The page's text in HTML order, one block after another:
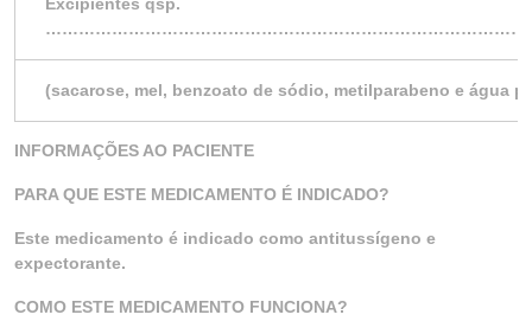
(sacarose, mel, benzoato de sódio, metilparabeno e água
INFORMAÇÕES AO PACIENTE
PARA QUE ESTE MEDICAMENTO É INDICADO?
Este medicamento é indicado como antitussígeno e
expectorante.
COMO ESTE MEDICAMENTO FUNCIONA?